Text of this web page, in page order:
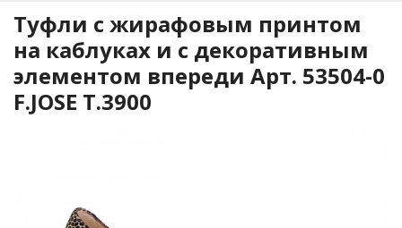
Туфли с жирафовым принтом
на каблуках и с декоративным
элементом впереди Арт. 53504-0
F.JOSE T.3900